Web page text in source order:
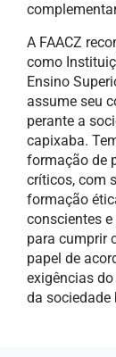
A FAACZ
como
Ensino
assume seu
perante a
capixaba.
formação de
críticos, com
formação
conscientes
para cumprir
papel de
exigências
da sociedade